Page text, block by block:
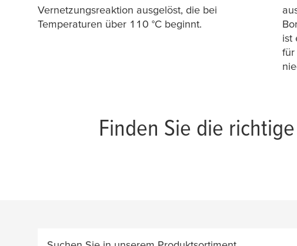
Vernetzungsreaktion ausgelöst, die bei
Temperaturen über 110 °C beginnt.
ist
für
Finden Sie die